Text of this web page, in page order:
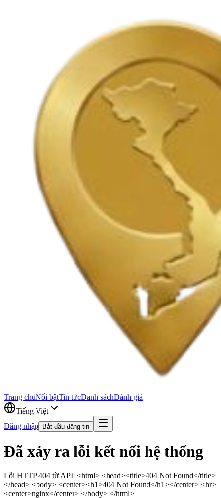
Trang chủNổi bậtTin tứcDanh sáchĐánh giá
Tiếng Việt
Đăng nhập
Bắt đầu đăng tin
Đã xảy ra lỗi kết nối hệ thống
Lỗi HTTP 404 từ API: <html> <head><title>404 Not Found</title>
</head> <body> <center><h1>404 Not Found</h1></center> <hr>
<center>nginx</center> </body> </html>